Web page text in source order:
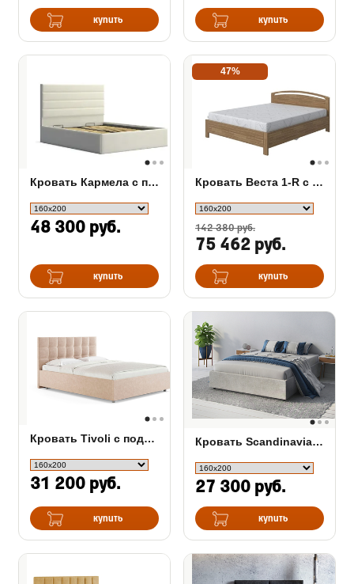
купить купить
Кровать Кармела с подъемным механизмом
48 300 руб.
купить
47%
Кровать Веста 1-R с подъемным механизмом (сосна)
142 380 руб.
75 462 руб.
купить
Кровать Tivoli с подъемным механизмом
31 200 руб.
купить
Кровать Scandinavia с подъемным механизмом
27 300 руб.
купить